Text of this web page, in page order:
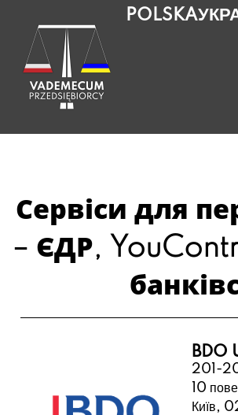
POLSKA
Сервіси для
– ЄДР,
BDO
201-
10
Київ,